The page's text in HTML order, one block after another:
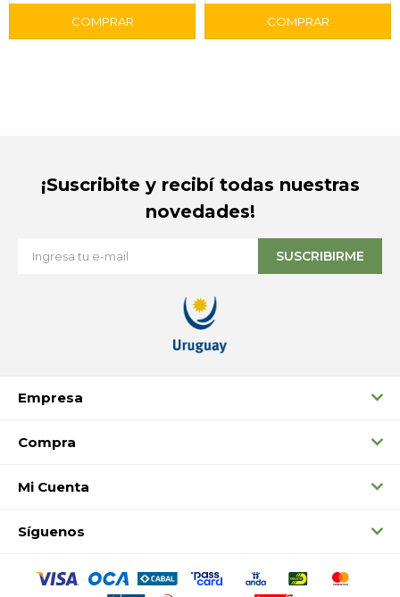
Empresa
Compra
Mi Cuenta
Síguenos
¡Suscribite y recibí todas nuestras
novedades!
SUSCRIBIRME